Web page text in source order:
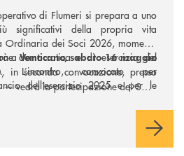
di Flumeri si prepara a uno
significativi della propria vita
Ordinaria dei Soci 2026, momento
democratica e di esercizio del
L’incontro, convocato per
dell’esercizio 2025 e per le
trasparenza e condivisione dei
aVenticano, sabato 16 maggio
, in seconda convocazione, presso
— vedrà la partecipazione dei Soci,
del giorno e a contribuire, con